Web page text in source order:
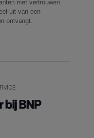
met vertrouwen
uit van een
ontvangt.
bij BNP